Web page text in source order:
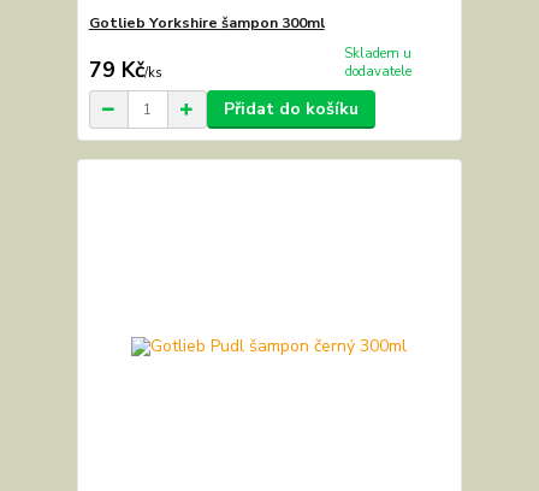
Gotlieb Yorkshire šampon 300ml
79 Kč/ks
Skladem u
dodavatele
Přidat do košíku